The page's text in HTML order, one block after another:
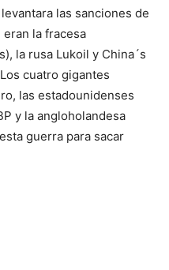
las sanciones de
eran la fracesa
la rusa Lukoil y China´s
cuatro gigantes
las estadounidenses
y la angloholandesa
guerra para sacar